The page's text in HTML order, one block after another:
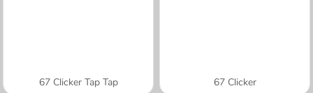
67 Clicker Tap Tap 67 Clicker